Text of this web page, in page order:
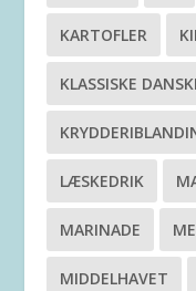
KARTOFLER
KLASSISKE
LÆSKEDRIK
MARINADE
MIDDELHAVET